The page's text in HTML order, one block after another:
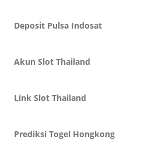
Deposit Pulsa Indosat
Akun Slot Thailand
Link Slot Thailand
Prediksi Togel Hongkong